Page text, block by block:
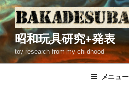
コ
ン
テ
ン
ツ
へ
昭和玩具研究+発表
toy research from my childhood
メニュー